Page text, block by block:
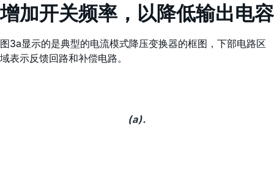
增加开关频率，以降低输出电容
图3a显示的是典型的电流模式降压变换器的框图，下部电路区
域表示反馈回路和补偿电路。
(a).